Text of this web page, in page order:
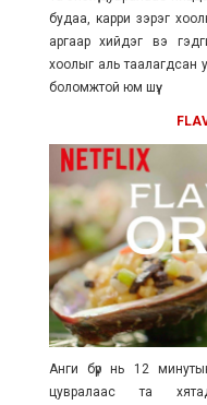
будаа, карри зэрэг
аргаар хийдэг вэ
хоолыг аль таалагдсан
боломжтой юм шүү.
Анги бүр нь 12
цувралаас та